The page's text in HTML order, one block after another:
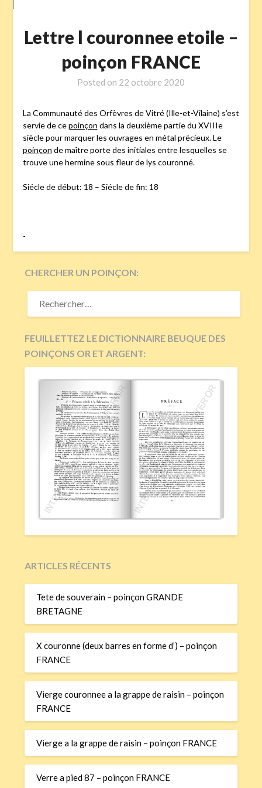
Lettre l couronnee etoile –
poinçon FRANCE
Posted on 22 octobre 2020
La Communauté des Orfèvres de Vitré (Ille-et-Vilaine) s’est
servie de cepoinçon dans la deuxième partie du XVIIIe
siècle pour marquer les ouvrages en métal précieux. Le
poinçon de maître porte des initiales entre lesquelles se
trouve une hermine sous fleur de lys couronné.
Siécle de début: 18 – Siécle de fin: 18
-
CHERCHER UN POINÇON:
RECHERCHER :
FEUILLETTEZ LE DICTIONNAIRE BEUQUE DES
POINÇONS OR ET ARGENT:
ARTICLES RÉCENTS
Tete de souverain – poinçon GRANDE
BRETAGNE
X couronne (deux barres en forme d’) – poinçon
FRANCE
Vierge couronnee a la grappe de raisin – poinçon
FRANCE
Vierge a la grappe de raisin – poinçon FRANCE
Verre a pied 87 – poinçon FRANCE